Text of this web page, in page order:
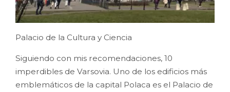
Palacio de la Cultura y Ciencia
Siguiendo con mis recomendaciones, 10
imperdibles de Varsovia. Uno de los edificios más
emblemáticos de la capital Polaca es el Palacio de